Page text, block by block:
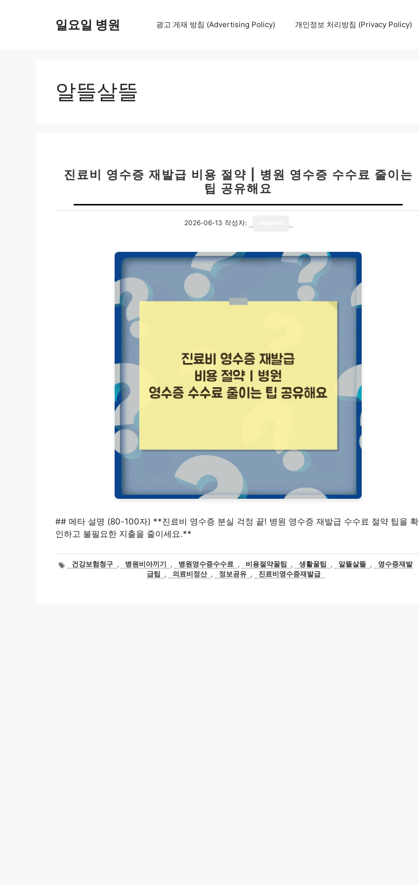
일요일 병원 광고 게재 방침 (Advertising Policy) 개인정보 처리방침 (Privacy Policy)
알뜰살뜰
진료비 영수증 재발급 비용 절약 | 병원 영수증 수수료 줄이는
팁 공유해요
2026-06-13 작성자:
## 메타 설명 (80-100자) **진료비 영수증 분실 걱정 끝! 병원 영수증 재발급 수수료 절약 팁을 확
인하고 불필요한 지출을 줄이세요.**
태건강보험청구 , 병원비아끼기 , 병원영수증수수료 , 비용절약꿀팁 , 생활꿀팁 , 알뜰살뜰 ,
영수증재발
급팁
, 의료비정산 , 정보공유 , 진료비영수증재발급